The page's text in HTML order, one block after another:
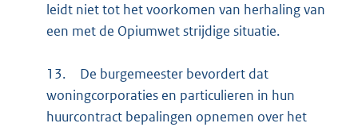
leidt niet tot het voorkomen van herhaling van
een met de Opiumwet strijdige situatie.
13.
De burgemeester bevordert dat
woningcorporaties en particulieren in hun
huurcontract bepalingen opnemen over het